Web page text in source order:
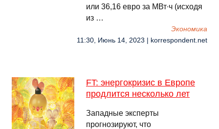
или 36,16 евро за МВт∙ч (исходя
из …
Экономика
11:30, Июнь 14, 2023 | korrespondent.net
FT: энергокризис в Европе
продлится несколько лет
Западные эксперты
прогнозируют, что